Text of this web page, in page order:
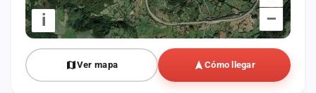
–
i
Ver mapa Cómo llegar